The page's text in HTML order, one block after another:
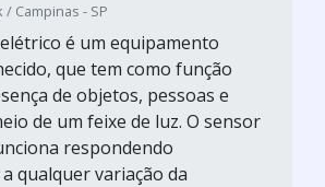
/ Campinas - SP
é um equipamento
que tem como função
de objetos, pessoas e
de um feixe de luz. O sensor
respondendo
qualquer variação da